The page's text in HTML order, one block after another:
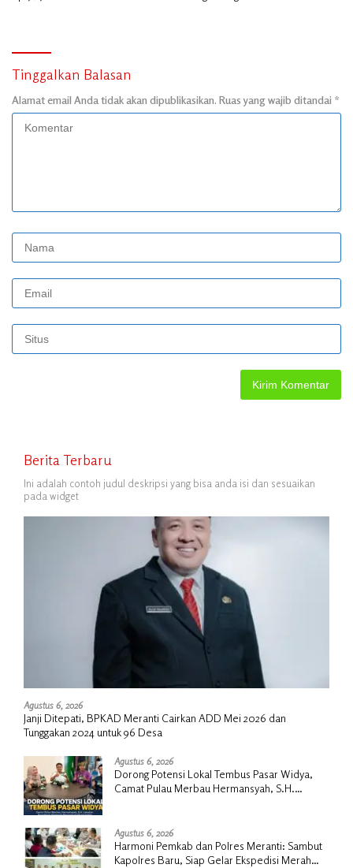
Tinggalkan Balasan
Alamat email Anda tidak akan dipublikasikan. Ruas yang wajib ditandai *
Berita Terbaru
Ini adalah contoh judul deskripsi yang bisa anda isi dan sesuaikan
pada widget
Agustus 6, 2026
Janji Ditepati, BPKAD Meranti Cairkan ADD Mei 2026 dan
Tunggakan 2024 untuk 96 Desa
Agustus 6, 2026
Dorong Potensi Lokal Tembus Pasar Widya,
Camat Pulau Merbau Hermansyah, S.H.
Agustus 6, 2026
Harmoni Pemkab dan Polres Meranti: Sambut
Kapolres Baru, Siap Gelar Ekspedisi Merah